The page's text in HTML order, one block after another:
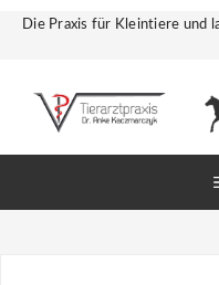
Zum
Die Praxis für Kleintiere und